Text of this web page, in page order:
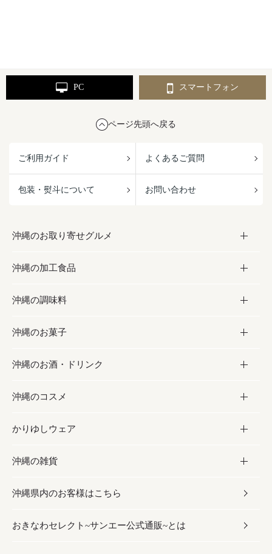
PC スマートフォン
ページ先頭へ戻る
ご利用ガイド よくあるご質問
包装・熨斗について お問い合わせ
沖縄のお取り寄せグルメ
お取り寄せグルメ
フルーツ・野菜
お肉
海産物
沖縄の加工食品
加工食品
缶詰／パウチ
沖縄料理
沖縄そば／乾麺
レトルト食品
乾物／粉類
沖縄の調味料
調味料
砂糖／黒砂糖
塩
お酢／ドレッシング
しょうゆ
みそ
だし／スパイス／島唐辛子
沖縄のお菓子
お菓子
黒糖
ちんすこう
伝統菓子
スナック
おつまみ
沖縄のお酒・ドリンク
お酒・ドリンク
泡盛
ビール・チューハイ
ワイン・ウィスキー・カクテル
ドリンク
沖縄のコスメ
コスメ
スキンケア
ボディケア
ヘアケア
かりゆしウェア
かりゆしウェア
メンズ
レディース
沖縄の雑貨
雑貨
沖縄ファッション
沖縄県内のお客様はこちら
おきなわセレクト~サンエー公式通販~とは